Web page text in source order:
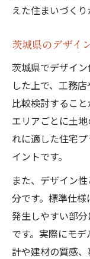
快適性
ト
口コミ
規格住宅と
デザイ
形
茨城県
標準仕
快適性
口コミ
えた住まいづくり
茨城県のデザイ
茨城県でデザイ
した上で、工務
比較検討すること
エリアごとに土
れに適した住宅
イントです。
また、デザイン
分です。標準仕
発生しやすい部
です。実際にモ
計や建材の質感